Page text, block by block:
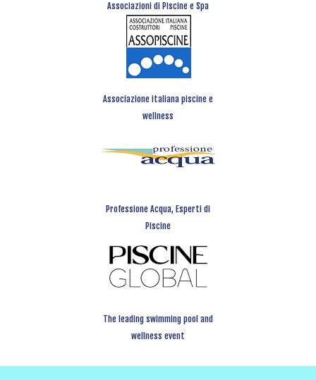
Associazioni di Piscine e Spa
Associazione italiana piscine e
wellness
Professione Acqua, Esperti di
Piscine
The leading swimming pool and
wellness event